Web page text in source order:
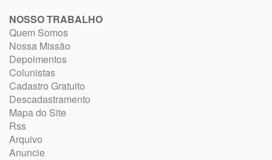
NOSSO TRABALHO
Quem Somos
Nossa Missão
Depoimentos
Colunistas
Cadastro Gratuito
Descadastramento
Mapa do Site
Rss
Arquivo
Anuncie